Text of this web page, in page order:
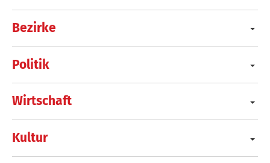
Bezirke
Politik
Wirtschaft
Kultur